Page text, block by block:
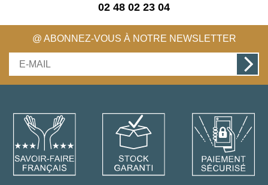
02 48 02 23 04
@ ABONNEZ-VOUS À NOTRE NEWSLETTER